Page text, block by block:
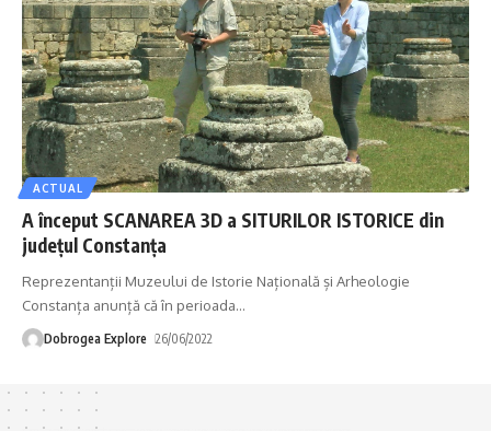
ACTUAL
A început SCANAREA 3D a SITURILOR ISTORICE din
judeţul Constanţa
Reprezentanții Muzeului de Istorie Națională și Arheologie
Constanța anunță că în perioada…
Dobrogea Explore 26/06/2022